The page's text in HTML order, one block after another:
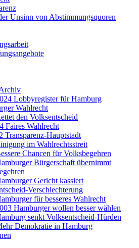
Unsinn von Abstimmungsquoren
Lobbyregister für Hamburg
Wahlrecht
den Volksentscheid
Faires Wahlrecht
Transparenz-Hauptstadt
im Wahlrechtsstreit
Chancen für Volksbegehren
Bürgerschaft übernimmt
Gericht kassiert
Verschlechterung
für besseres Wahlrecht
Hamburger wollen besser wählen
senkt Volksentscheid-Hürden
Demokratie in Hamburg